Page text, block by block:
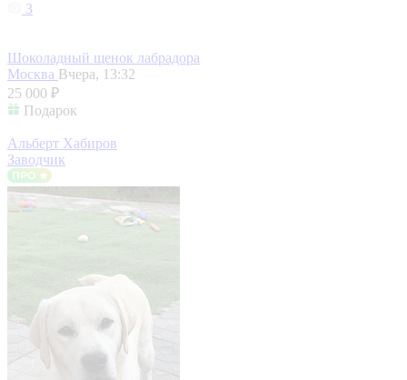
3
Шоколадный щенок лабрадора
Москва Вчера, 13:32
25 000 ₽
Подарок
Альберт Хабиров
Заводчик